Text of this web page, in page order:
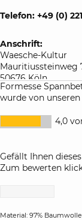
Telefon: +49 (0)
Anschrift:
Waesche-Kultur
Mauritiussteinweg
50676 Köln
Deutschland
Samstag: 10:00 -
Formesse
wurde von
4,0
Gefällt Ihnen
Zum bewerten
Material: 97%